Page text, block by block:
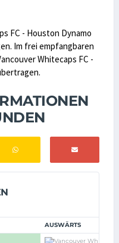
FC - Houston Dynamo
Im frei empfangbaren
Whitecaps FC -
AUSWÄRTS